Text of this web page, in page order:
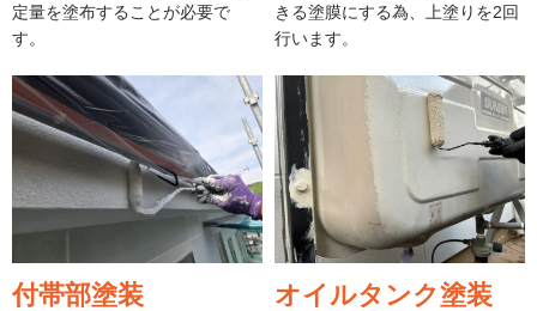
定量を塗布することが必要で
す。
きる塗膜にする為、上塗りを2回
行います。
付帯部塗装 オイルタンク塗装